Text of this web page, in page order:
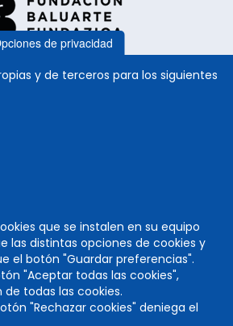
GENERAL DE CULTURA
de privacidad
y de terceros para los siguientes
que se instalen en su equipo
las distintas opciones de cookies y
el botón "Guardar preferencias".
"Aceptar todas las cookies",
todas las cookies.
"Rechazar cookies" deniega el